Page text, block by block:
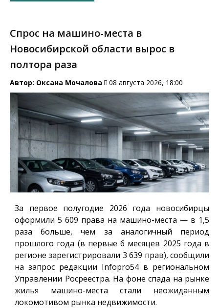
Спрос на машино-места в
Новосибирской области вырос в
полтора раза
Автор: Оксана Мочалова 08 августа 2026, 18:00
За первое полугодие 2026 года новосибирцы
оформили 5 609 права на машино-места — в 1,5
раза больше, чем за аналогичный период
прошлого года (в первые 6 месяцев 2025 года в
регионе зарегистрировали 3 639 прав), сообщили
на запрос редакции Infopro54в региональном
Управлении Росреестра. На фоне спада на рынке
жилья машино-места стали неожиданным
локомотивом рынка недвижимости.